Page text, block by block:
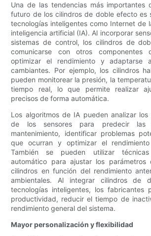
Una de las tendencias más importantes
futuro de los cilindros de doble efecto es
tecnologías inteligentes como Internet de
inteligencia artificial (IA). Al incorporar
sistemas de control, los cilindros de
comunicarse con otros componentes
optimizar el rendimiento y adaptarse
cambiantes. Por ejemplo, los cilindros
pueden monitorear la presión, la
tiempo real, lo que permite realizar
precisos de forma automática.
Los algoritmos de IA pueden analizar
de los sensores para predecir las
mantenimiento, identificar problemas
que ocurran y optimizar el
También se pueden utilizar
automático para ajustar los
cilindros en función del rendimiento
ambientales. Al integrar cilindros de
tecnologías inteligentes, los fabricantes
productividad, reducir el tiempo de
rendimiento general del sistema.
Mayor personalización y flexibilidad